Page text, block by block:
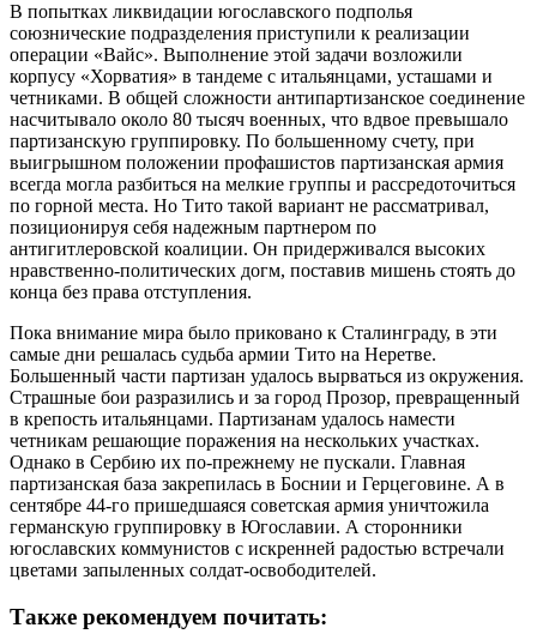
В попытках ликвидации югославского подполья
союзнические подразделения приступили к реализации
операции «Вайс». Выполнение этой задачи возложили
корпусу «Хорватия» в тандеме с итальянцами, усташами и
четниками. В общей сложности антипартизанское соединение
насчитывало около 80 тысяч военных, что вдвое превышало
партизанскую группировку. По большенному счету, при
выигрышном положении профашистов партизанская армия
всегда могла разбиться на мелкие группы и рассредоточиться
по горной места. Но Тито такой вариант не рассматривал,
позиционируя себя надежным партнером по
антигитлеровской коалиции. Он придерживался высоких
нравственно-политических догм, поставив мишень стоять до
конца без права отступления.
Пока внимание мира было приковано к Сталинграду, в эти
самые дни решалась судьба армии Тито на Неретве.
Большенный части партизан удалось вырваться из окружения.
Страшные бои разразились и за город Прозор, превращенный
в крепость итальянцами. Партизанам удалось намести
четникам решающие поражения на нескольких участках.
Однако в Сербию их по-прежнему не пускали. Главная
партизанская база закрепилась в Боснии и Герцеговине. А в
сентябре 44-го пришедшаяся советская армия уничтожила
германскую группировку в Югославии. А сторонники
югославских коммунистов с искренней радостью встречали
цветами запыленных солдат-освободителей.
Также рекомендуем почитать: